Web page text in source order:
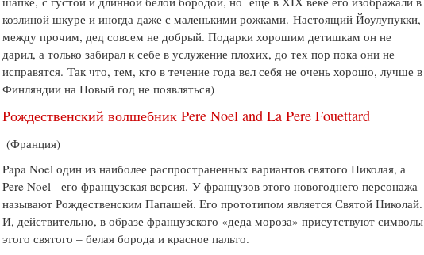
козлиной шкуре и иногда даже с маленькими рожками. Настоящий Йоулупукки,
между прочим, дед совсем не добрый. Подарки хорошим детишкам он не
дарил, а только забирал к себе в услужение плохих, до тех пор пока они не
исправятся. Так что, тем, кто в течение года вел себя не очень хорошо, лучше в
Финляндии на Новый год не появляться)
Рождественский волшебник Pere Noel and La Pere Fouettard
(Франция)
Papa Noel один из наиболее распространенных вариантов святого Николая, а
Pere Noel - его французская версия.У французов этого новогоднего персонажа
называют Рождественским Папашей. Его прототипом является Святой Николай.
И, действительно, в образе французского «деда мороза» присутствуют символы
этого святого – белая борода и красное пальто.